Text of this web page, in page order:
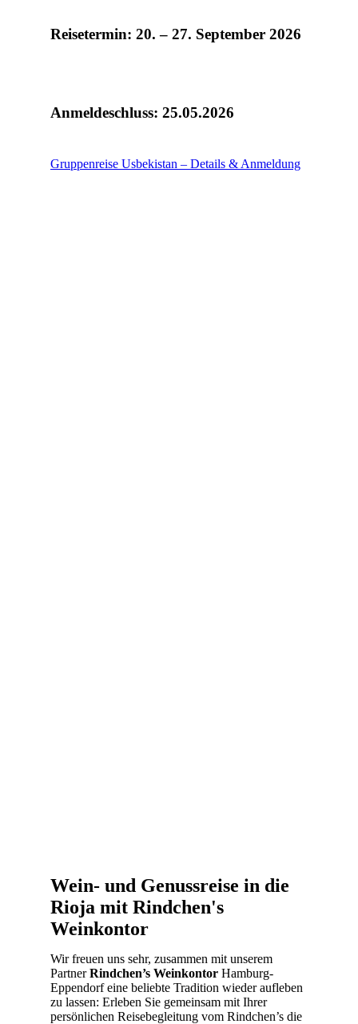
Reisetermin: 20. – 27. September 2026
Anmeldeschluss: 25.05.2026
Gruppenreise Usbekistan – Details & Anmeldung
Wein- und Genussreise in die
Rioja mit Rindchen's
Weinkontor
Wir freuen uns sehr, zusammen mit unserem
PartnerRindchen’s Weinkontor Hamburg-
Eppendorf eine beliebte Tradition wieder aufleben
zu lassen: Erleben Sie gemeinsam mit Ihrer
persönlichen Reisebegleitung vom Rindchen’s die